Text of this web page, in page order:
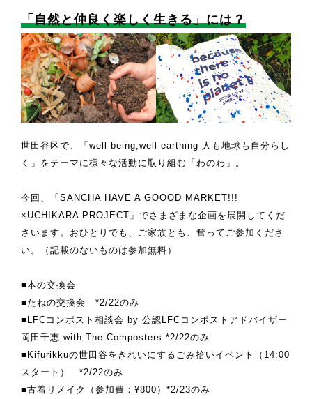
「自然と仲良く楽しく生きる」には？
世田谷区で、「well being,well earthing 人も地球も自分らし
く」をテーマに様々な活動に取り組む「わのわ」。
今回、「SANCHA HAVE A GOOOD MARKET!!!
×UCHIKARA PROJECT」でさまざまな企画を展開してくだ
さいます。おひとりでも、ご家族とも、奮ってご参加くださ
い。（記載のないものは参加無料）
■本の交換会
■たねの交換会 *2/22のみ
■LFCコンポスト相談会 by 公認LFCコンポストアドバイザー
岡田千恵 with The Composters *2/22のみ
■Kifurikkuの世田谷をきれいにするごみ拾いイベント（14:00
スタート） *2/22のみ
■古着リメイク（参加費：¥800）*2/23のみ